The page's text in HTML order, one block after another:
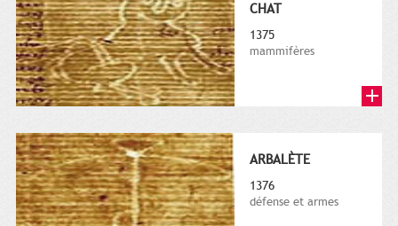
CHAT
1375
mammifères
ARBALÈTE
1376
défense et armes